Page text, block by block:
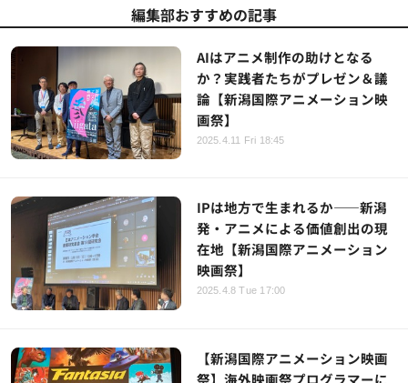
編集部おすすめの記事
AIはアニメ制作の助けとなる
か？実践者たちがプレゼン＆議
論【新潟国際アニメーション映
画祭】
2025.4.11 Fri 18:45
IPは地方で生まれるか――新潟
発・アニメによる価値創出の現
在地【新潟国際アニメーション
映画祭】
2025.4.8 Tue 17:00
【新潟国際アニメーション映画
祭】海外映画祭プログラマーに